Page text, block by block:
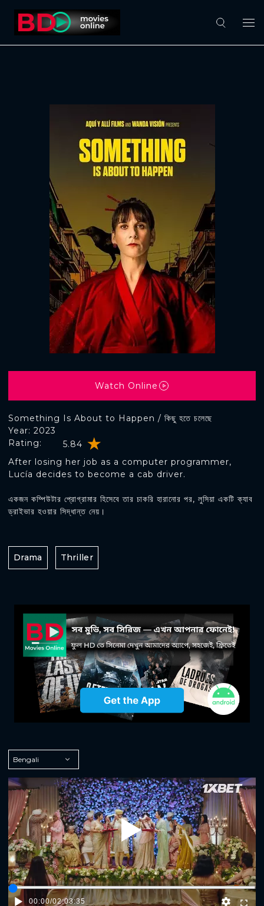
Something Is About to Happen / কিছু হতে চলেছে
Rating: 5.84
Year: 2023
After losing her job as a computer programmer,
Lucía decides to become a cab driver.
একজন কম্পিউটার প্রোগ্রামার হিসেবে তার চাকরি হারানোর পর, লুসিয়া একটি ক্যাব
ড্রাইভার হওয়ার সিদ্ধান্ত নেয়।
Watch Online
Drama Thriller
Play
00:00/02:03:35